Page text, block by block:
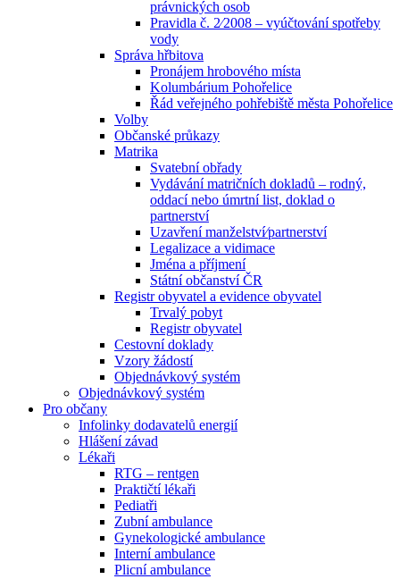
právnických osob
Pravidla č. 2⁄2008 – vyúčtování spotřeby
vody
Správa hřbitova
Pronájem hrobového místa
Kolumbárium Pohořelice
Řád veřejného pohřebiště města Pohořelice
Volby
Občanské průkazy
Matrika
Svatební obřady
Vydávání matričních dokladů – rodný,
oddací nebo úmrtní list, doklad o
partnerství
Uzavření manželství⁄partnerství
Legalizace a vidimace
Jména a příjmení
Státní občanství ČR
Registr obyvatel a evidence obyvatel
Trvalý pobyt
Registr obyvatel
Cestovní doklady
Vzory žádostí
Objednávkový systém
Objednávkový systém
Pro občany
Infolinky dodavatelů energií
Hlášení závad
Lékaři
RTG – rentgen
Praktičtí lékaři
Pediatři
Zubní ambulance
Gynekologické ambulance
Interní ambulance
Plicní ambulance